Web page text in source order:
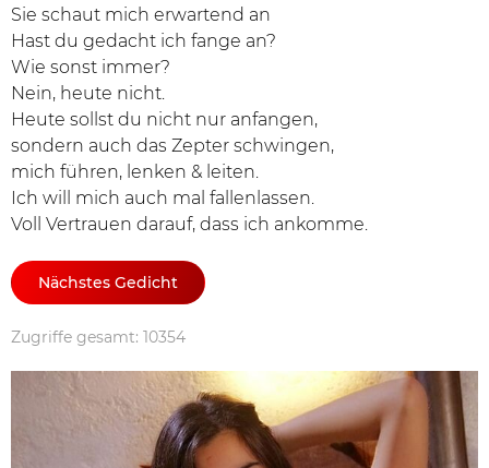
Sie schaut mich erwartend an
Hast du gedacht ich fange an?
Wie sonst immer?
Nein, heute nicht.
Heute sollst du nicht nur anfangen,
sondern auch das Zepter schwingen,
mich führen, lenken & leiten.
Ich will mich auch mal fallenlassen.
Voll Vertrauen darauf, dass ich ankomme.
Nächstes Gedicht
Zugriffe gesamt: 10354